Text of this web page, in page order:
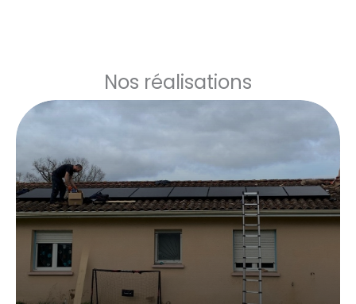
Nos réalisations